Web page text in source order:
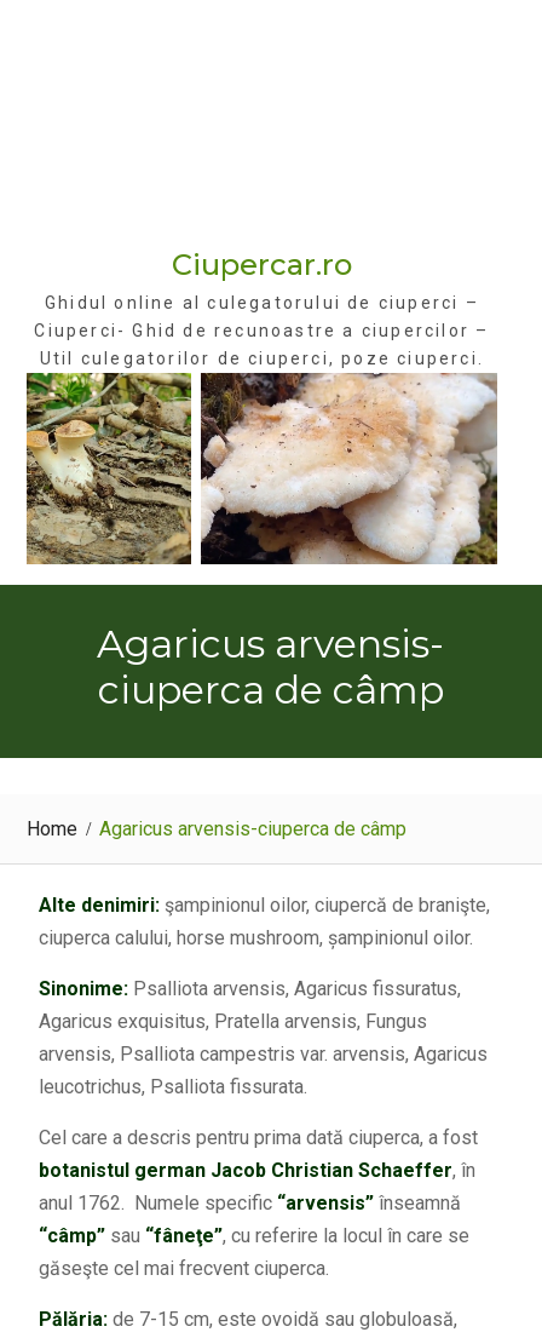
Ciupercar.ro
Ghidul online al culegatorului de ciuperci –
Ciuperci- Ghid de recunoastre a ciupercilor –
Util culegatorilor de ciuperci, poze ciuperci.
Agaricus arvensis-
ciuperca de câmp
Home Agaricus arvensis-ciuperca de câmp
Alte denimiri:şampinionul oilor, ciupercă de branişte,
ciuperca calului, horse mushroom, șampinionul oilor.
Sinonime: Psalliota arvensis, Agaricus fissuratus,
Agaricus exquisitus, Pratella arvensis, Fungus
arvensis, Psalliota campestris var. arvensis, Agaricus
leucotrichus, Psalliota fissurata.
Cel care a descris pentru prima dată ciuperca, a fost
botanistul german Jacob Christian Schaeffer, în
anul 1762. Numele specific“arvensis”înseamnă
“câmp”sau “fâneţe”, cu referire la locul în care se
găseşte cel mai frecvent ciuperca.
Pălăria:de 7-15 cm, este ovoidă sau globuloasă,